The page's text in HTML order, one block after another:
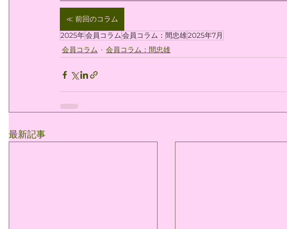
≪ 前回のコラム
2025年会員コラム会員コラム：間忠雄2025年7月
会員コラム
会員コラム：間忠雄
最新記事